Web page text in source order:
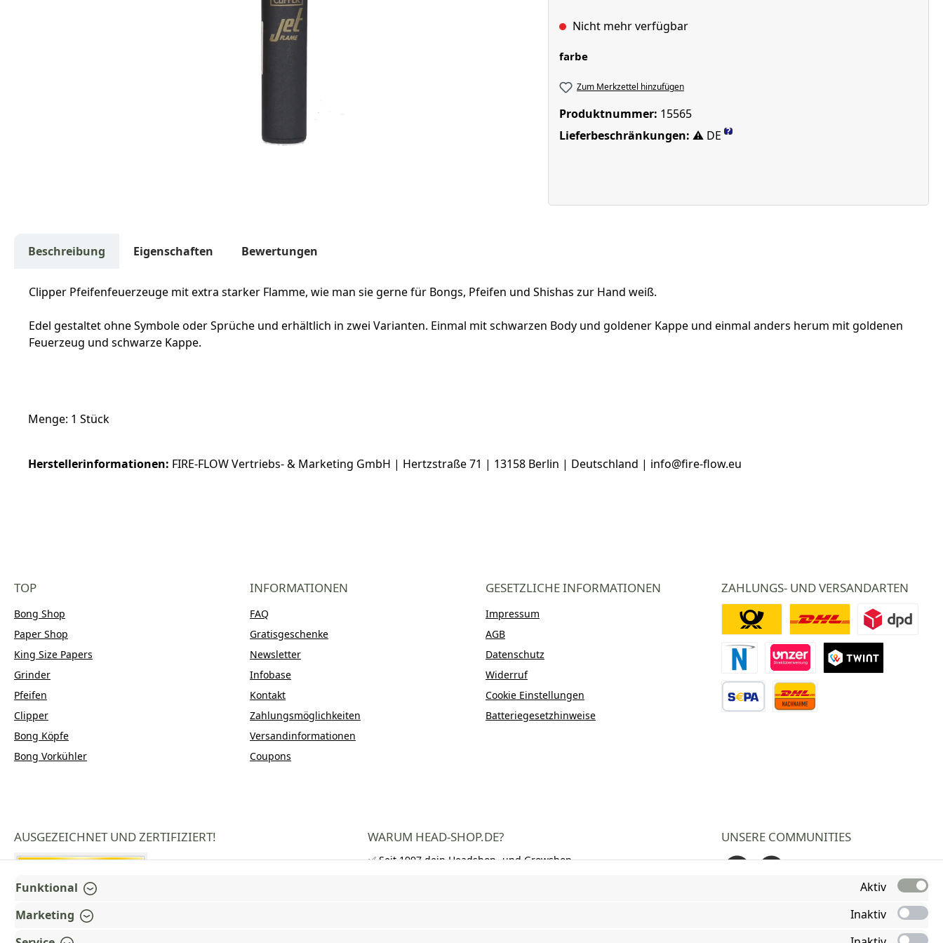
Nicht mehr verfügbar
farbeauswählen
Zum Merkzettel hinzufügen
Produktnummer: 15565
Lieferbeschränkungen: ⚠ DE ?
Beschreibung Eigenschaften Bewertungen
Clipper Pfeifenfeuerzeuge mit extra starker Flamme, wie man sie gerne für Bongs, Pfeifen und Shishas zur Hand weiß.
Edel gestaltet ohne Symbole oder Sprüche und erhältlich in zwei Varianten. Einmal mit schwarzen Body und goldener Kappe und einmal anders herum mit goldenen
Feuerzeug und schwarze Kappe.
Menge: 1 Stück
Herstellerinformationen: FIRE-FLOW Vertriebs- & Marketing GmbH | Hertzstraße 71 | 13158 Berlin | Deutschland | info@fire-flow.eu
TOP
Bong Shop
Paper Shop
King Size Papers
Grinder
Pfeifen
Clipper
Bong Köpfe
Bong Vorkühler
INFORMATIONEN
FAQ
Gratisgeschenke
Newsletter
Infobase
Kontakt
Zahlungsmöglichkeiten
Versandinformationen
Coupons
GESETZLICHE INFORMATIONEN
Impressum
AGB
Datenschutz
Widerruf
Cookie Einstellungen
Batteriegesetzhinweise
ZAHLUNGS- UND VERSANDARTEN
Novalnet ZahlungDirektüberweisung
Deutsche PostDHL DPD
AUSGEZEICHNET UND ZERTIFIZIERT! WARUM HEAD-SHOP.DE?
✅ Seit 1997 dein Headshop- und Growshop-
UNSERE COMMUNITIES
Funktional
Aktiv
Marketing
Inaktiv